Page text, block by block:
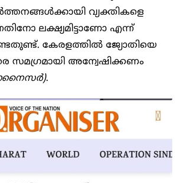
വ്യക്തികളെ
ലക്ഷ്യമിട്ടാണോ എന്ന്
കേരളത്തിൽ ജ്യോതിയെ
സമഗ്രമായി അന്വേഷിക്കണം
.